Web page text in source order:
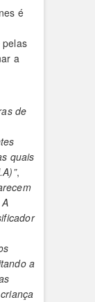
é
a
de
quais
,
a